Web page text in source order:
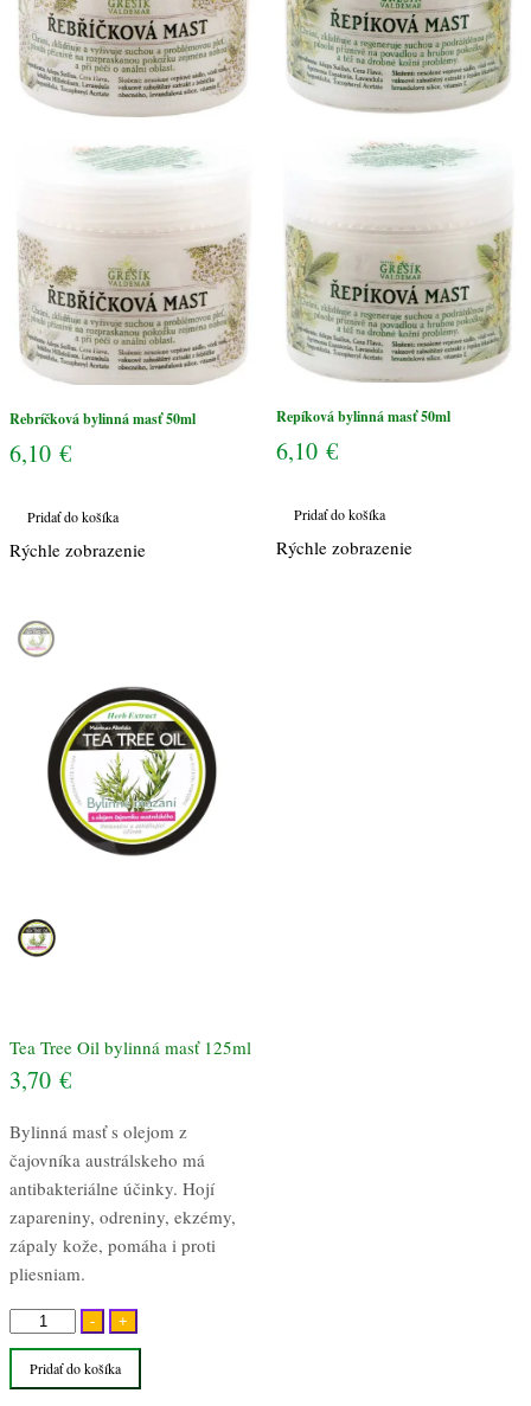
Rebríčková bylinná masť 50ml
6,10 €
Pridať do košíka
Rýchle zobrazenie
Repíková bylinná masť 50ml
6,10 €
Pridať do košíka
Rýchle zobrazenie
Tea Tree Oil bylinná masť 125ml
3,70 €
Bylinná masť s olejom z
čajovníka austrálskeho má
antibakteriálne účinky. Hojí
zapareniny, odreniny, ekzémy,
zápaly kože, pomáha i proti
pliesniam.
-
množstvo
Tea
Tree
+
Pridať do košíka